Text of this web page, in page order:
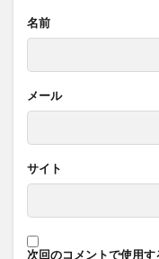
名前
メール
サイト
次回のコメントで使用